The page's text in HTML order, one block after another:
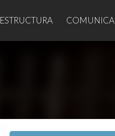
ESTRUCTURA